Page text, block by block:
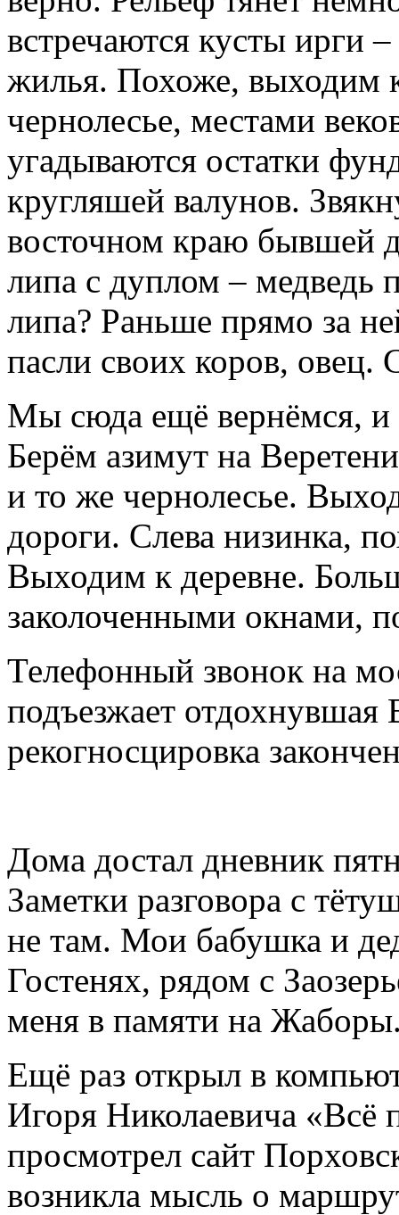
встречаются кусты ирги
жилья. Похоже, выходим
чернолесье, местами
угадываются остатки
кругляшей валунов.
восточном краю бывшей
липа с дуплом – медведь
липа? Раньше прямо за
пасли своих коров, овец.
Мы сюда ещё вернёмся, и
Берём азимут на
и то же чернолесье.
дороги. Слева низинка,
Выходим к деревне.
заколоченными окнами,
Телефонный звонок на
подъезжает отдохнувшая
рекогносцировка
Дома достал дневник
Заметки разговора с
не там. Мои бабушка и
Гостенях, рядом с
меня в памяти на
Ещё раз открыл в
Игоря Николаевича «Всё
просмотрел сайт
возникла мысль о